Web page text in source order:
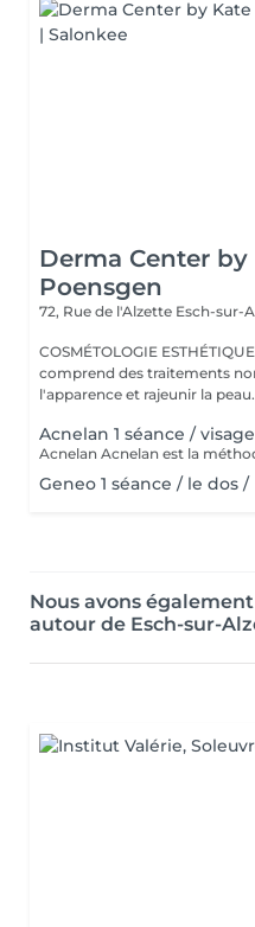
Derma Center by
Poensgen
72, Rue de l'Alzette Esch-sur-
COSMÉTOLOGIE ESTHÉTIQUE La cosmétologie esthétique
comprend des traitements
Acnelan 1 séance /
Geneo 1 séance / le dos /
Nous avons
autour de Esch-sur-